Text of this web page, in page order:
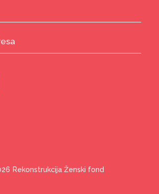
Rekonstrukcija Ženski fond